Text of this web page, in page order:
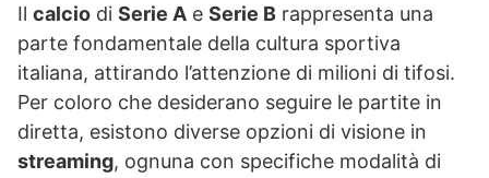
Il calcio di Serie A e Serie B rappresenta una
parte fondamentale della cultura sportiva
italiana, attirando l’attenzione di milioni di tifosi.
Per coloro che desiderano seguire le partite in
diretta, esistono diverse opzioni di visione in
streaming, ognuna con specifiche modalità di